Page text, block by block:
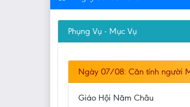
Phụng Vụ - Mục Vụ
Ngày 07/08: Căn tính người
Giáo Hội Năm Châu